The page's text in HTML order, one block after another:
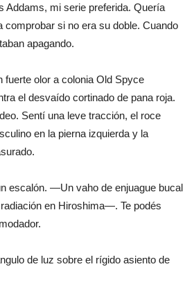
Addams, mi serie preferida. Quería
comprobar si no era su doble. Cuando
apagando.
fuerte olor a colonia Old Spyce
el desvaído cortinado de pana roja.
Sentí una leve tracción, el roce
en la pierna izquierda y la
escalón. —Un vaho de enjuague bucal
en Hiroshima—. Te podés
de luz sobre el rígido asiento de